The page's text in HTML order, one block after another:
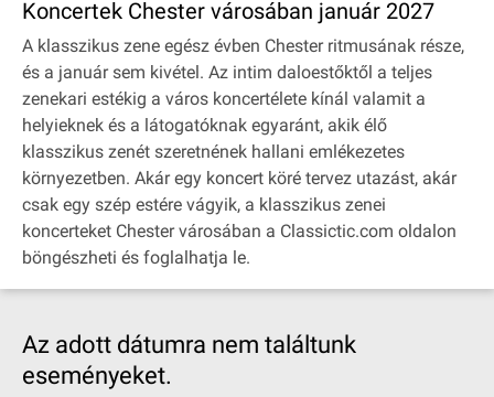
Koncertek Chester városában január 2027
A klasszikus zene egész évben Chester ritmusának része,
és a január sem kivétel. Az intim daloestőktől a teljes
zenekari estékig a város koncertélete kínál valamit a
helyieknek és a látogatóknak egyaránt, akik élő
klasszikus zenét szeretnének hallani emlékezetes
környezetben. Akár egy koncert köré tervez utazást, akár
csak egy szép estére vágyik, a klasszikus zenei
koncerteket Chester városában a Classictic.com oldalon
böngészheti és foglalhatja le.
Az adott dátumra nem találtunk
eseményeket.